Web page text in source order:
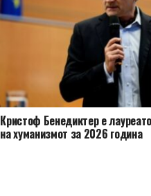
Кристоф Бенедиктер е
на хуманизмот за 2026 година